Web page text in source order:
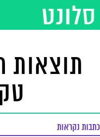
תוצאות
כתבות נקראות